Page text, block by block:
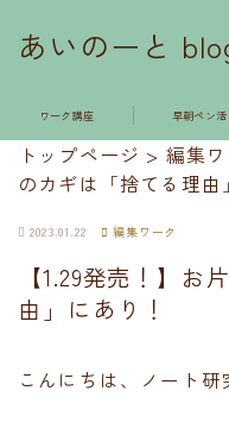
あいのーと
ワーク講座 早朝ペン活
トップページ > 編集
のカギは「捨てる理由
2023.01.22 編集ワーク
【1.29発売！】
由」にあり！
こんにちは、ノート研